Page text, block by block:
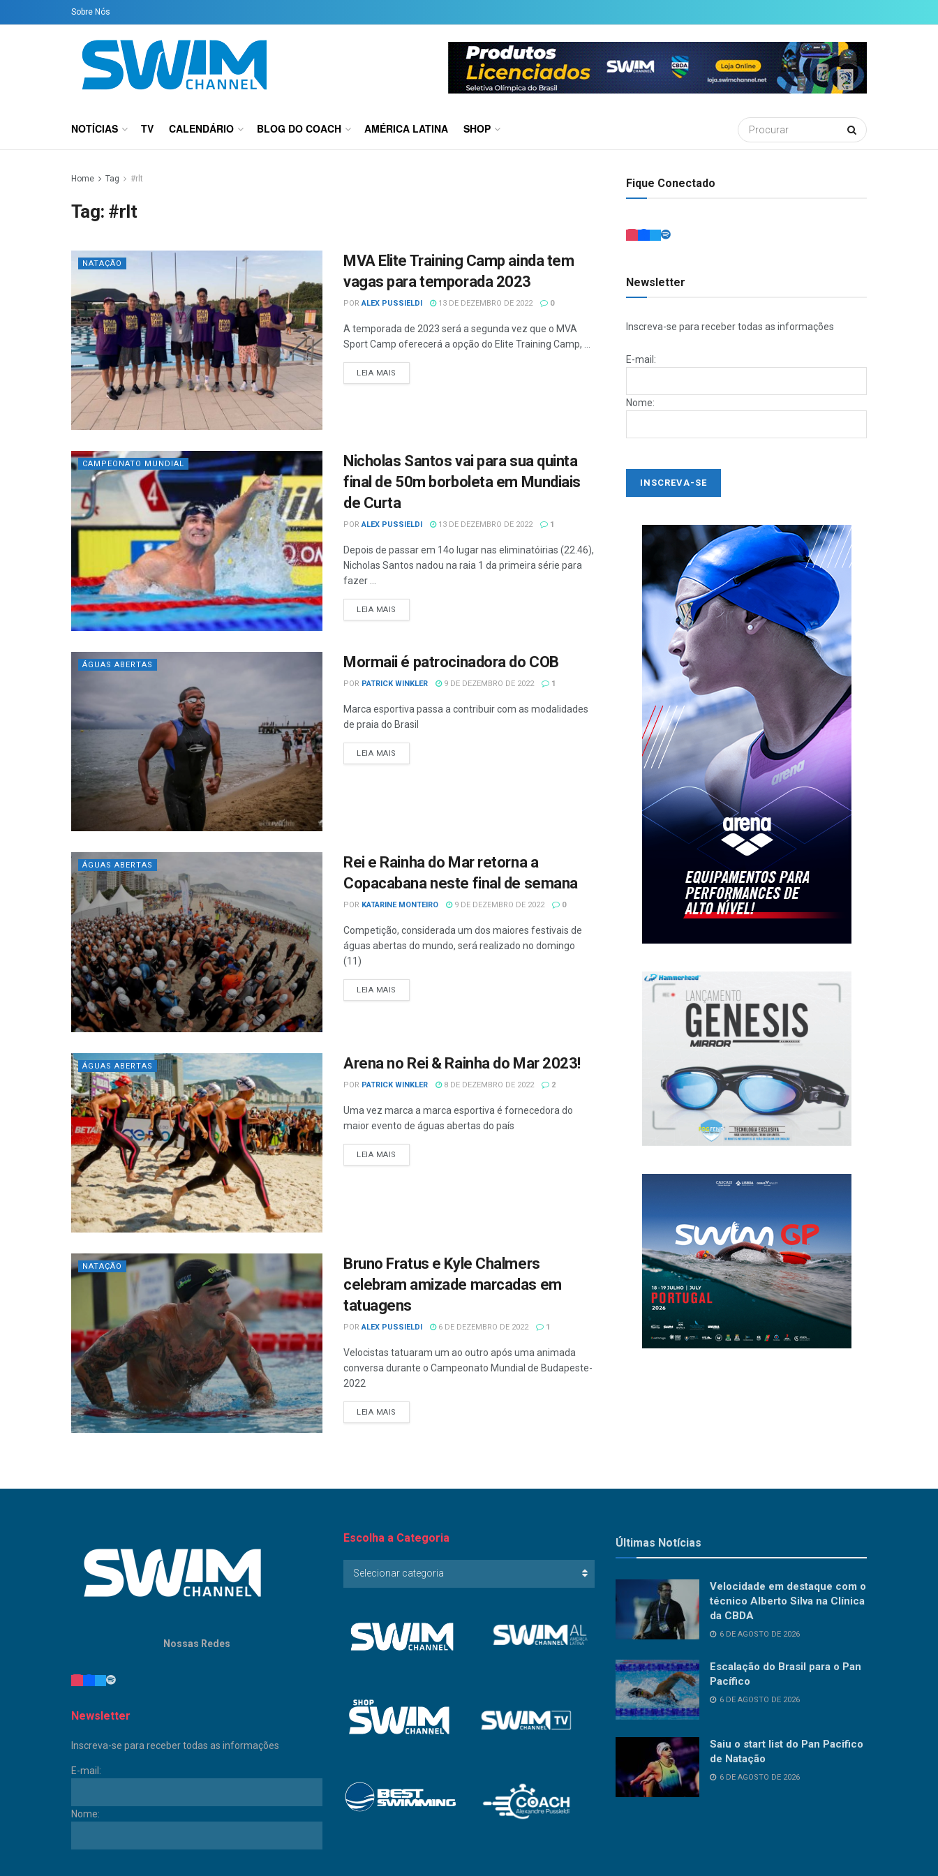
Sobre Nós
NOTÍCIAS TV CALENDÁRIO BLOG DO COACH AMÉRICA LATINA SHOP
Home Tag #rlt
Tag: #rlt
NATAÇÃO
MVA Elite Training Camp ainda tem
vagas para temporada 2023
POR ALEX PUSSIELDI 13 DE DEZEMBRO DE 2022 0
A temporada de 2023 será a segunda vez que o MVA
Sport Camp oferecerá a opção do Elite Training Camp, ...
LEIA MAIS
CAMPEONATO MUNDIAL
Nicholas Santos vai para sua quinta
final de 50m borboleta em Mundiais
de Curta
POR ALEX PUSSIELDI 13 DE DEZEMBRO DE 2022 1
Depois de passar em 14o lugar nas eliminatóirias (22.46),
Nicholas Santos nadou na raia 1 da primeira série para
fazer ...
LEIA MAIS
ÁGUAS ABERTAS Mormaii é patrocinadora do COB
POR PATRICK WINKLER 9 DE DEZEMBRO DE 2022 1
Marca esportiva passa a contribuir com as modalidades
de praia do Brasil
LEIA MAIS
ÁGUAS ABERTAS
Rei e Rainha do Mar retorna a
Copacabana neste final de semana
POR KATARINE MONTEIRO 9 DE DEZEMBRO DE 2022 0
Competição, considerada um dos maiores festivais de
águas abertas do mundo, será realizado no domingo
(11)
LEIA MAIS
ÁGUAS ABERTAS Arena no Rei & Rainha do Mar 2023!
POR PATRICK WINKLER 8 DE DEZEMBRO DE 2022 2
Uma vez marca a marca esportiva é fornecedora do
maior evento de águas abertas do país
LEIA MAIS
NATAÇÃO
Bruno Fratus e Kyle Chalmers
celebram amizade marcadas em
tatuagens
POR ALEX PUSSIELDI 6 DE DEZEMBRO DE 2022 1
Velocistas tatuaram um ao outro após uma animada
conversa durante o Campeonato Mundial de Budapeste-
2022
LEIA MAIS
Fique Conectado
Newsletter
Inscreva-se para receber todas as informações
E-mail:
Nome:
Nossas Redes
Newsletter
Inscreva-se para receber todas as informações
E-mail:
Nome:
Escolha a Categoria
Escolha
Selecionar categoria
Últimas Notícias
Velocidade em destaque com o
técnico Alberto Silva na Clínica
da CBDA
6 DE AGOSTO DE 2026
Escalação do Brasil para o Pan
Pacífico
6 DE AGOSTO DE 2026
Saiu o start list do Pan Pacifico
de Natação
6 DE AGOSTO DE 2026